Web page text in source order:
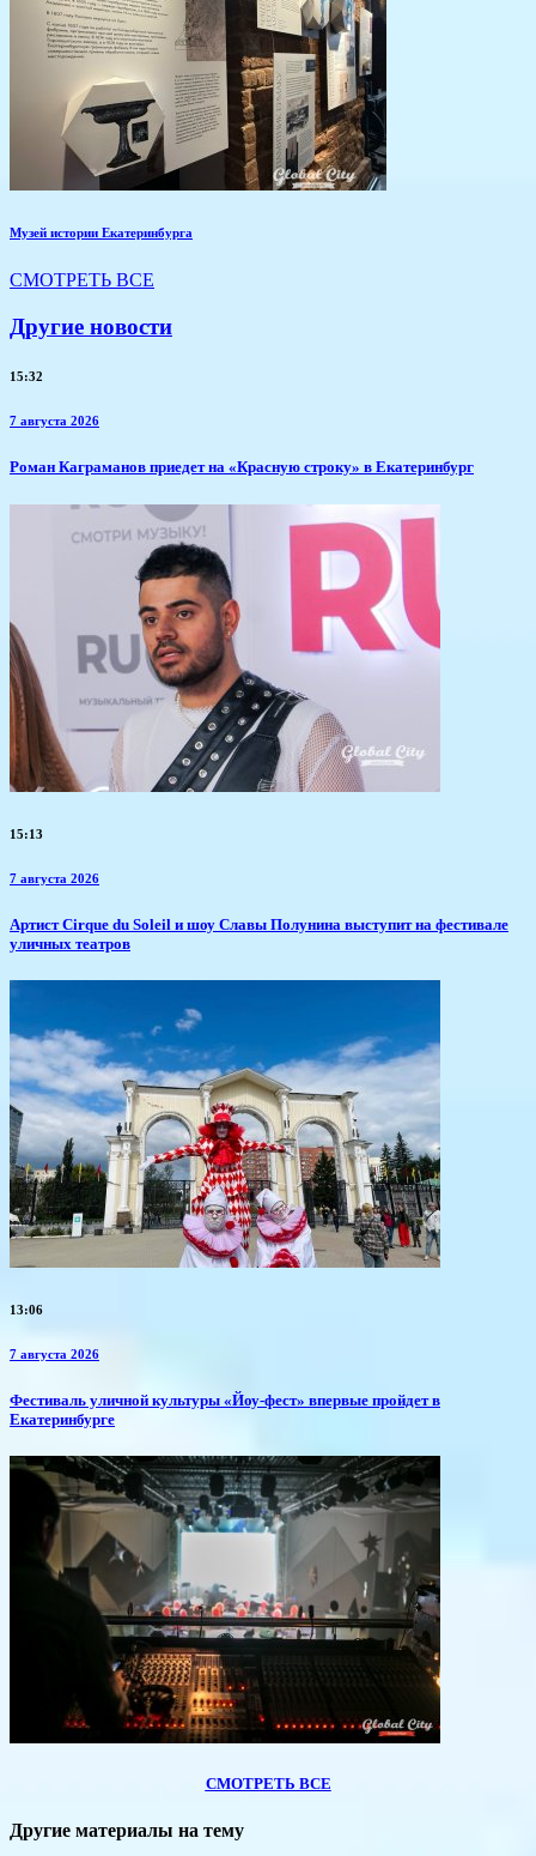
Музей истории Екатеринбурга
СМОТРЕТЬ ВСЕ
Другие новости
15:32
7 августа 2026
​Роман Каграманов приедет на «Красную строку» в Екатеринбург
15:13
7 августа 2026
Артист Cirque du Soleil и шоу Славы Полунина выступит на фестивале
уличных театров
13:06
7 августа 2026
​Фестиваль уличной культуры «Йоу-фест» впервые пройдет в
Екатеринбурге
СМОТРЕТЬ ВСЕ
Другие материалы на тему